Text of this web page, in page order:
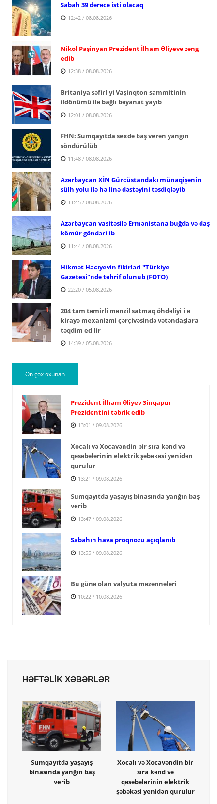
Sabah 39 dərəcə isti olacaq
12:42 / 08.08.2026
Nikol Paşinyan Prezident İlham Əliyevə zəng
edib
12:38 / 08.08.2026
Britaniya səfirliyi Vaşinqton sammitinin
ildönümü ilə bağlı bəyanat yayıb
12:01 / 08.08.2026
FHN: Sumqayıtda sexdə baş verən yanğın
söndürülüb
11:48 / 08.08.2026
Azərbaycan XİN Gürcüstandakı münaqişənin
sülh yolu ilə həllinə dəstəyini təsdiqləyib
11:45 / 08.08.2026
Azərbaycan vasitəsilə Ermənistana buğda və daş
kömür göndərilib
11:44 / 08.08.2026
Hikmət Hacıyevin fikirləri "Türkiye
Gazetesi"ndə təhrif olunub (FOTO)
22:20 / 05.08.2026
204 tam təmirli mənzil satmaq öhdəliyi ilə
kirayə mexanizmi çərçivəsində vətəndaşlara
təqdim edilir
14:39 / 05.08.2026
Ən çox oxunan
Prezident İlham Əliyev Sinqapur
Prezidentini təbrik edib
13:01 / 09.08.2026
Xocalı və Xocavəndin bir sıra kənd və
qəsəbələrinin elektrik şəbəkəsi yenidən
qurulur
13:21 / 09.08.2026
Sumqayıtda yaşayış binasında yanğın baş
verib
13:47 / 09.08.2026
Sabahın hava proqnozu açıqlanıb
13:55 / 09.08.2026
Bu günə olan valyuta məzənnələri
10:22 / 10.08.2026
HƏFTƏLİK XƏBƏRLƏR
Sumqayıtda yaşayış
binasında yanğın baş
verib
Xocalı və Xocavəndin bir
sıra kənd və
qəsəbələrinin elektrik
şəbəkəsi yenidən qurulur